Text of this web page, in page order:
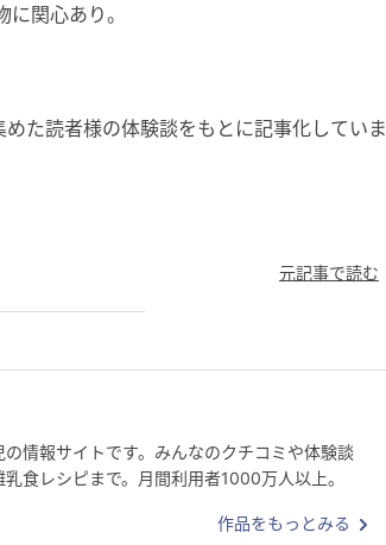
関心あり。
た読者様の体験談をもとに記事化していま
元記事で読む
情報サイトです。みんなのクチコミや体験談
食レシピまで。月間利用者1000万人以上。
作品をもっとみる